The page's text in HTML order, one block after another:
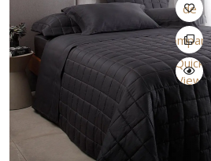
de
Desejo
Quick
View